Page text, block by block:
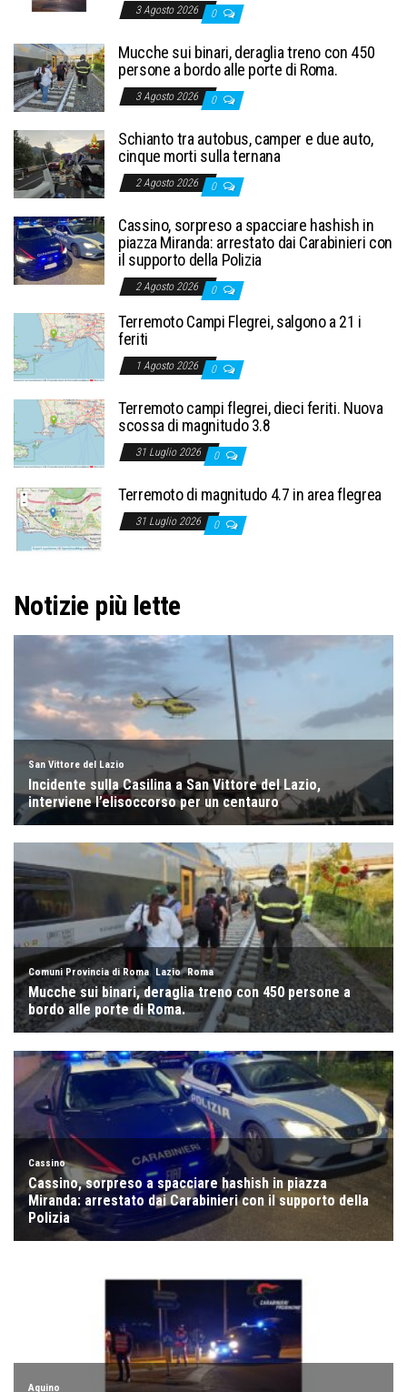
3 Agosto 2026 0
Mucche sui binari, deraglia treno con 450
persone a bordo alle porte di Roma.
3 Agosto 2026 0
Schianto tra autobus, camper e due auto,
cinque morti sulla ternana
2 Agosto 2026 0
Cassino, sorpreso a spacciare hashish in
piazza Miranda: arrestato dai Carabinieri con
il supporto della Polizia
2 Agosto 2026 0
Terremoto Campi Flegrei, salgono a 21 i
feriti
1 Agosto 2026 0
Terremoto campi flegrei, dieci feriti. Nuova
scossa di magnitudo 3.8
31 Luglio 2026 0
Terremoto di magnitudo 4.7 in area flegrea
31 Luglio 2026 0
Notizie più lette